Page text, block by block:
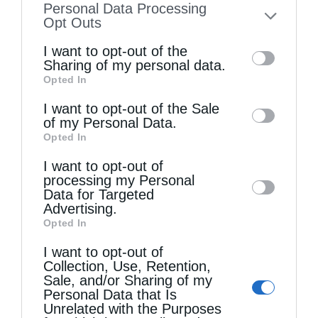
to your opt-out. You may separately opt-out
information by third parties on the IAB’s list
of downstream participants. This
information may also be disclosed by us to
third parties on theIAB’s List of
Downstream Participants
disclose it to other third parties.
Personal Data Processing
Opt Outs
I want to opt-out of the
Sharing of my personal data.
Opted In
I want to opt-out of the Sale
of my Personal Data.
Opted In
I want to opt-out of
processing my Personal
Data for Targeted
Advertising.
Opted In
I want to opt-out of
Collection, Use, Retention,
Sale, and/or Sharing of my
Personal Data that Is
Unrelated with the Purposes
βράχος όπου βρίσκεται κουρνιασμένη η
Μονή της Έλωνας υψώνεται πάνω από την
πόλη του Λεωνιδίου. Η τοποθεσία προκαλεί
ίλιγγο. Το προσωνύμιο της Παναγίας …